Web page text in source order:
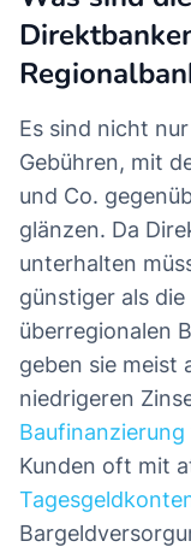
Es sind nicht
Gebühren, mit
und Co.
glänzen. Da
unterhalten
günstiger als
überregionalen
geben sie meist
niedrigeren
Baufinanzierung
Kunden oft mit